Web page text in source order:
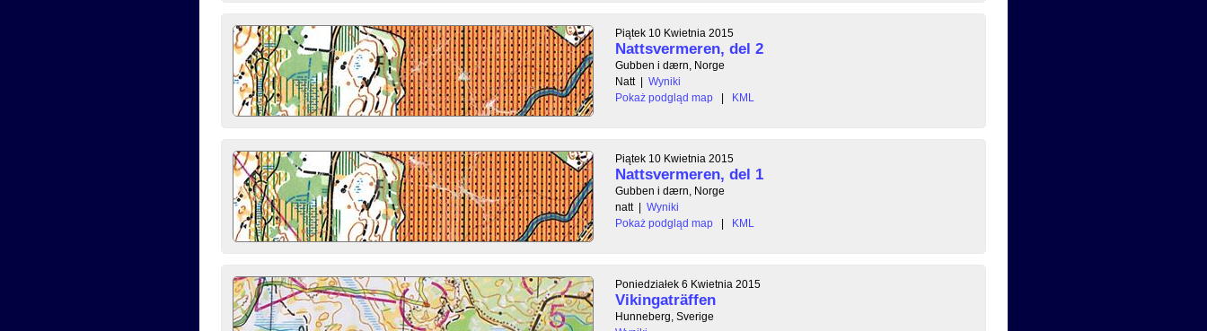
Piątek 10 Kwietnia 2015
Nattsvermeren, del 2
Gubben i dærn, Norge
Natt | Wyniki
Pokaż podgląd map
| KML
Piątek 10 Kwietnia 2015
Nattsvermeren, del 1
Gubben i dærn, Norge
natt | Wyniki
Pokaż podgląd map
| KML
Poniedziałek 6 Kwietnia 2015
Vikingaträffen
Hunneberg, Sverige